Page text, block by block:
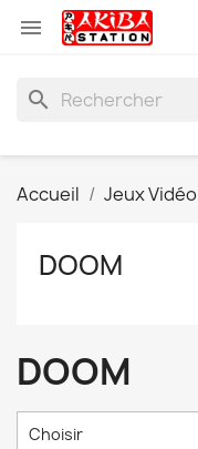

search
Accueil Jeux Vidéo
DOOM
DOOM
Choisir